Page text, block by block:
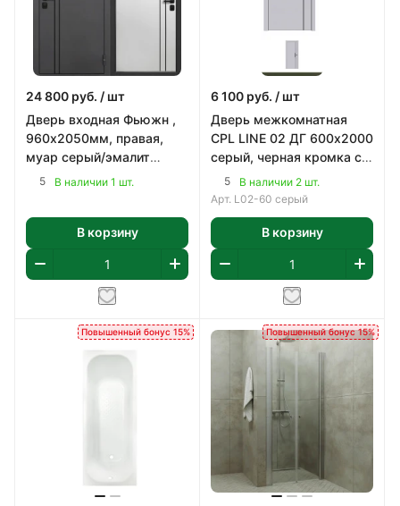
24 800 руб. / шт
Дверь входная Фьюжн ,
960х2050мм, правая,
муар серый/эмалит
белый
5 В наличии 1 шт.
В корзину
6 100 руб. / шт
Дверь межкомнатная
CPL LINE 02 ДГ 600х2000
серый, черная кромка с
4-х сторон, ПВХ
5
В наличии 2 шт.
Арт. L02-60 серый
В корзину
Повышенный бонус 15% Повышенный бонус 15%